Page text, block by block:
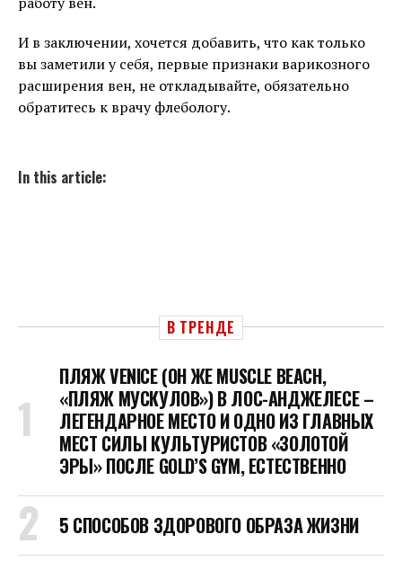
И в заключении, хочется добавить, что как только
вы заметили у себя, первые признаки варикозного
расширения вен, не откладывайте, обязательно
обратитесь к врачу флебологу.
In this article:
В ТРЕНДЕ
ПЛЯЖ VENICE (ОН ЖЕ MUSCLE BEACH,
«ПЛЯЖ МУСКУЛОВ») В ЛОС-АНДЖЕЛЕСЕ –
ЛЕГЕНДАРНОЕ МЕСТО И ОДНО ИЗ ГЛАВНЫХ
МЕСТ СИЛЫ КУЛЬТУРИСТОВ «ЗОЛОТОЙ
ЭРЫ» ПОСЛЕ GOLD’S GYM, ЕСТЕСТВЕННО
5 СПОСОБОВ ЗДОРОВОГО ОБРАЗА ЖИЗНИ